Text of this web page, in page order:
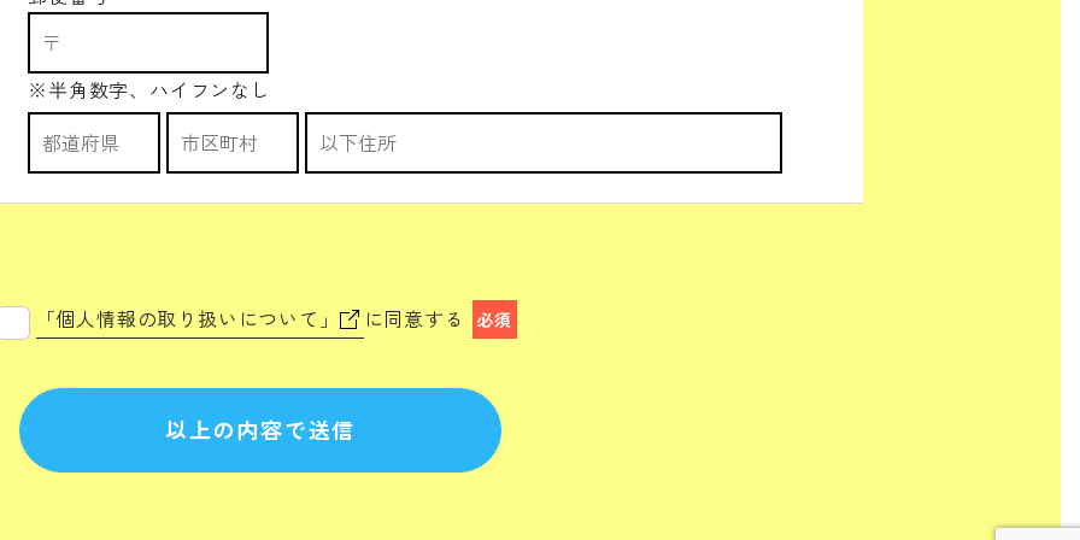
※半角数字、ハイフンなし
「個人情報の取り扱いについて」 に同意する 必須
以上の内容で送信